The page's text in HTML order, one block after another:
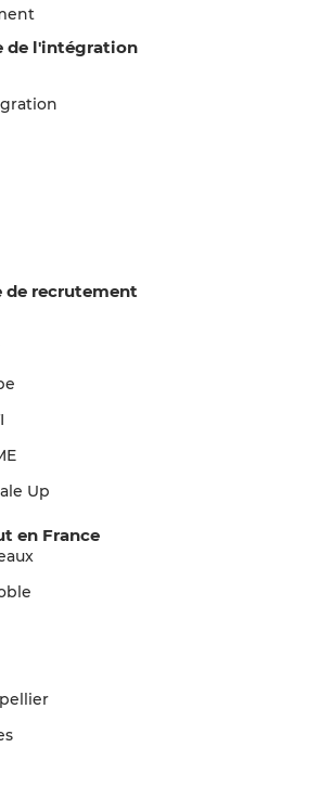
de l'intégration
de recrutement
Up
en France